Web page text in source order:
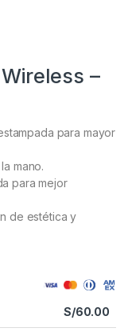
–
para mayor
mano.
para mejor
de estética y
S/60.00